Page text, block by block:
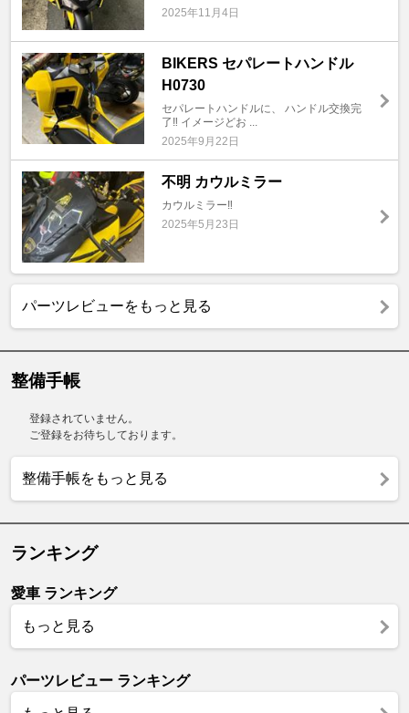
2025年11月4日
BIKERS セパレートハンドル
H0730
セパレートハンドルに、 ハンドル交換完
了‼️ イメージどお ...
2025年9月22日
不明 カウルミラー
カウルミラー‼️
2025年5月23日
パーツレビューをもっと見る
整備手帳
登録されていません。
ご登録をお待ちしております。
整備手帳をもっと見る
ランキング
愛車 ランキング
もっと見る
パーツレビュー ランキング